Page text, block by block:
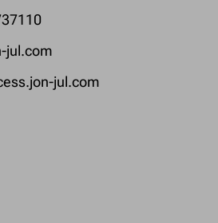
jul.com
jul.com